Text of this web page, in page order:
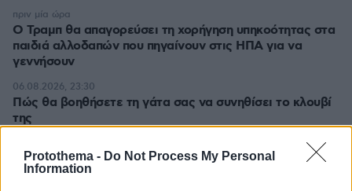
Protothema - Do Not Process My Personal
Information
Ο Τραμπ θα απαγορεύσει τη χορήγηση υπηκοότητας στα
παιδιά αλλοδαπών που πηγαίνουν στις ΗΠΑ για να
γεννήσουν
πριν μία ώρα
Πώς θα βοηθήσετε τη γάτα σας να συνηθίσει το κλουβί
της
06.08.2026, 23:30
Κόπωση της Wall Street μετά τα ρεκόρ εν μέσω
αβεβαιότητας για το Ιράν, το πετρέλαιο και τη Fed